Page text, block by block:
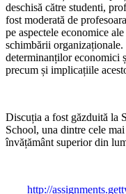
deschisă către studenti,
fost moderată de
pe aspectele economice
schimbării
determinanților economici
precum și implicațiile
Discuția a fost găzduită la
School, una dintre cele
învățământ superior din
http://